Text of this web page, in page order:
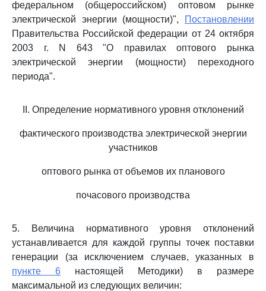
федеральном (общероссийском) оптовом рынке
электрической энергии (мощности)",
Постановлении
Правительства Российской федерации от 24 октября
2003 г. N 643 "О правилах оптового рынка
электрической энергии (мощности) переходного
периода".
II. Определение нормативного уровня отклонений
фактического производства электрической энергии
участников
оптового рынка от объемов их планового
почасового производства
5. Величина нормативного уровня отклонений
устанавливается для каждой группы точек поставки
генерации (за исключением случаев, указанных в
пункте 6 настоящей Методики) в размере
максимальной из следующих величин: